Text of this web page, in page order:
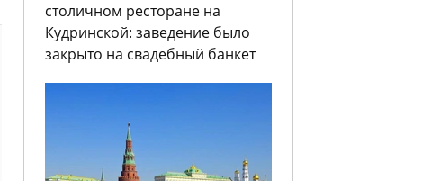
столичном ресторане на
Кудринской: заведение было
закрыто на свадебный банкет